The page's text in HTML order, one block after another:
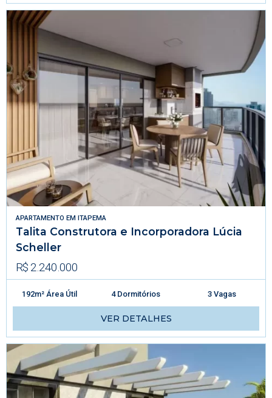
APARTAMENTO EM ITAPEMA
Talita Construtora e Incorporadora Lúcia
Scheller
R$ 2.240.000
192m² Área Útil 4 Dormitórios 3 Vagas
VER DETALHES